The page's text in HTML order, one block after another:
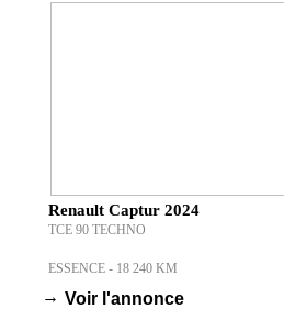
Renault Captur 2024
TCE 90 TECHNO
ESSENCE - 18 240 KM
→ Voir l'annonce